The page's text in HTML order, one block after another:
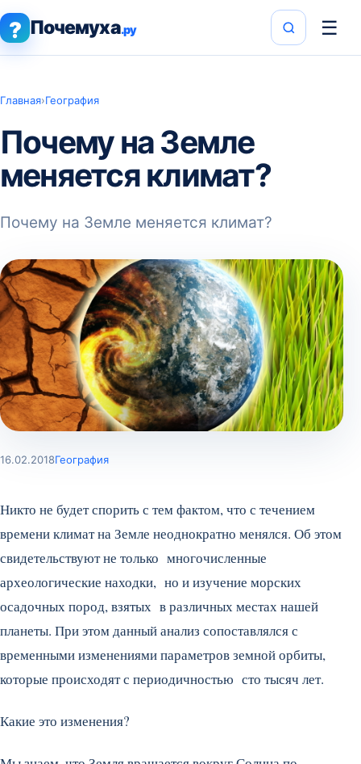
? Почемуха.ру ☰
Главная›География
Почему на Земле
меняется климат?
Почему на Земле меняется климат?
16.02.2018География
Никто не будет спорить с тем фактом, что с течением
времени климат на Земле неоднократно менялся. Об этом
свидетельствуют не только многочисленные
археологические находки, но и изучение морских
осадочных пород, взятых в различных местах нашей
планеты. При этом данный анализ сопоставлялся с
временными изменениями параметров земной орбиты,
которые происходят с периодичностью сто тысяч лет.
Какие это изменения?